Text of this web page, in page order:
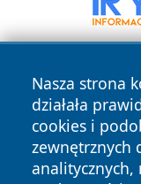
Nasza strona
działała
cookies i
zewnętrznych
Copyright © 2026